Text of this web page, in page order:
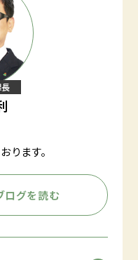
長
ります。
ログを読む